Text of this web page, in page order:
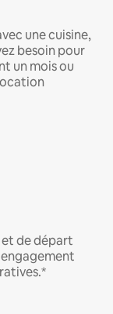
une cuisine,
besoin pour
un mois ou
et de départ